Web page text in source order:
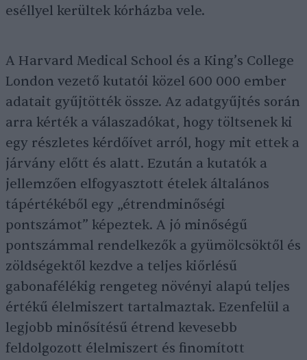
eséllyel kerültek kórházba vele.
A Harvard Medical School és a King’s College
London vezető kutatói közel 600 000 ember
adatait gyűjtötték össze. Az adatgyűjtés során
arra kérték a válaszadókat, hogy töltsenek ki
egy részletes kérdőívet arról, hogy mit ettek a
járvány előtt és alatt. Ezután a kutatók a
jellemzően elfogyasztott ételek általános
tápértékéből egy „étrendminőségi
pontszámot” képeztek. A jó minőségű
pontszámmal rendelkezők a gyümölcsöktől és
zöldségektől kezdve a teljes kiőrlésű
gabonafélékig rengeteg növényi alapú teljes
értékű élelmiszert tartalmaztak. Ezenfelül a
legjobb minősítésű étrend kevesebb
feldolgozott élelmiszert és finomított